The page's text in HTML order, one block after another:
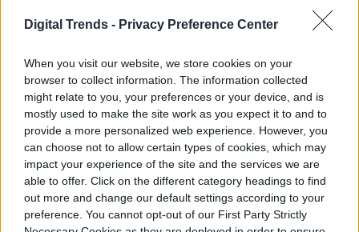
Digital Trends - Privacy Preference Center
When you visit our website, we store cookies on your
browser to collect information. The information collected
might relate to you, your preferences or your device, and is
mostly used to make the site work as you expect it to and to
provide a more personalized web experience. However, you
can choose not to allow certain types of cookies, which may
impact your experience of the site and the services we are
able to offer. Click on the different category headings to find
out more and change our default settings according to your
preference. You cannot opt-out of our First Party Strictly